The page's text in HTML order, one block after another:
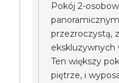
Pokój 2-
przezroczystą,
ekskluzywnych
Ten większy
piętrze, i